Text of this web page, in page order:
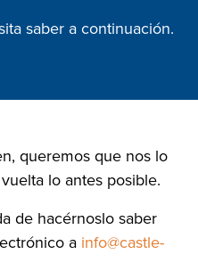
saber a continuación.
queremos que nos lo
lo antes posible.
de hacérnoslo saber
a info@castle-